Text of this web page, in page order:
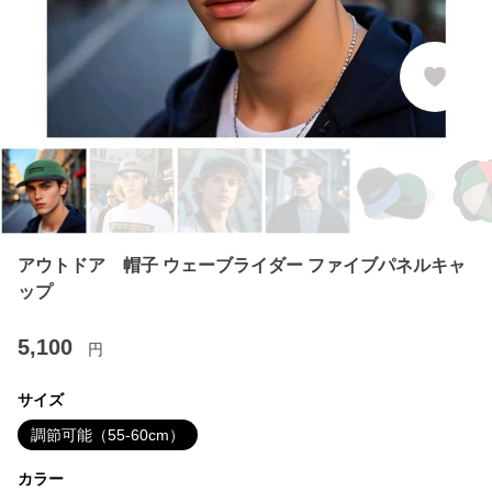
アウトドア 帽子 ウェーブライダー ファイブパネルキャ
ップ
5,100 円
サイズ
調節可能（55-60cm）
カラー